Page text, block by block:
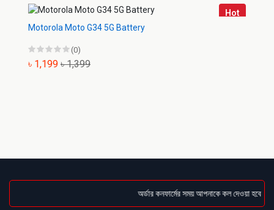
Hot
Motorola Moto G34 5G Battery
(0)
৳ 1,199 ৳ 1,399
অর্ডার কনফার্মের সময় আপনাকে কল দেওয়া হবে ।